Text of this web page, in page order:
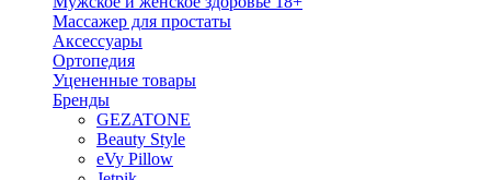
Массажер для простаты
Аксессуары
Ортопедия
Уцененные товары
Бренды
GEZATONE
Beauty Style
eVy Pillow